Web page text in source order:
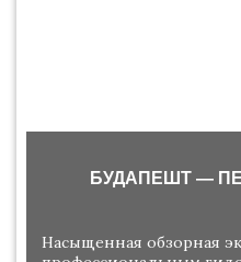
БУДАПЕШТ —
Насыщенная обзорная